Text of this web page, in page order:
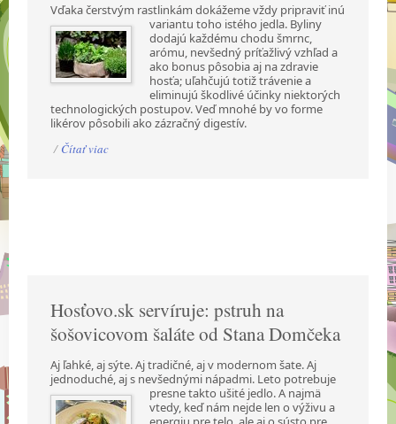
Vďaka čerstvým rastlinkám dokážeme vždy pripraviť inú
variantu toho istého jedla. Byliny
dodajú každému chodu šmrnc,
arómu, nevšedný príťažlivý vzhľad a
ako bonus pôsobia aj na zdravie
hosťa; uľahčujú totiž trávenie a
eliminujú škodlivé účinky niektorých
technologických postupov. Veď mnohé by vo forme
likérov pôsobili ako zázračný digestív.
/ Čítať viac
Hosťovo.sk servíruje: pstruh na
šošovicovom šaláte od Stana Domčeka
Aj ľahké, aj sýte. Aj tradičné, aj v modernom šate. Aj
jednoduché, aj s nevšednými nápadmi. Leto potrebuje
presne takto ušité jedlo. A najmä
vtedy, keď nám nejde len o výživu a